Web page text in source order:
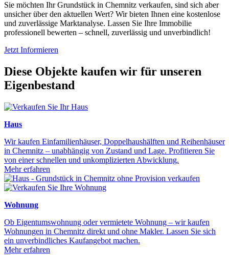
Sie möchten Ihr Grundstück in Chemnitz verkaufen, sind sich aber
unsicher über den aktuellen Wert? Wir bieten Ihnen eine kostenlose
und zuverlässige Marktanalyse. Lassen Sie Ihre Immobilie
professionell bewerten – schnell, zuverlässig und unverbindlich!
Jetzt Informieren
Diese Objekte kaufen wir für unseren
Eigenbestand
Haus
Wir kaufen Einfamilienhäuser, Doppelhaushälften und Reihenhäuser
in Chemnitz – unabhängig von Zustand und Lage. Profitieren Sie
von einer schnellen und unkomplizierten Abwicklung.
Mehr erfahren
Wohnung
Ob Eigentumswohnung oder vermietete Wohnung – wir kaufen
Wohnungen in Chemnitz direkt und ohne Makler. Lassen Sie sich
ein unverbindliches Kaufangebot machen.
Mehr erfahren